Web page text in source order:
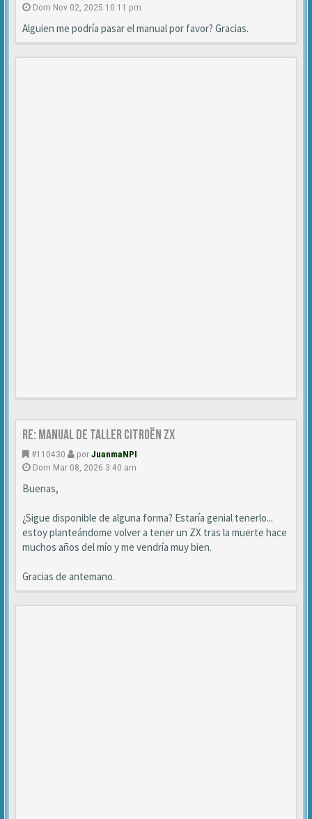
Dom Nov 02, 2025 10:11 pm
Alguien me podría pasar el manual por favor? Gracias.
Re: Manual de Taller Citroën ZX
#110430 porJuanmaNPI
Dom Mar 08, 2026 3:40 am
Buenas,
¿Sigue disponible de alguna forma? Estaría genial tenerlo...
estoy planteándome volver a tener un ZX tras la muerte hace
muchos años del mío y me vendría muy bien.
Gracias de antemano.